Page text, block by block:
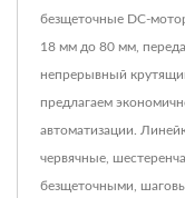
безщеточные DC-
18 мм до 80 мм,
непрерывный
предлагаем
автоматизации.
червячные,
безщеточными,